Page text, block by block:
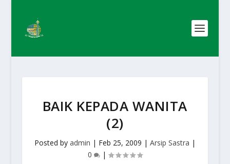
BAIK KEPADA WANITA
(2)
Posted by admin | Feb 25, 2009 | Arsip Sastra |
0
|